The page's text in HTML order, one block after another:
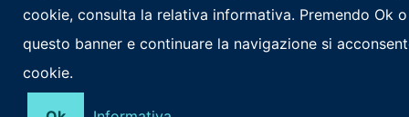
cookie, consulta la relativa informativa. Premendo Ok
questo banner e continuare la navigazione si
cookie.